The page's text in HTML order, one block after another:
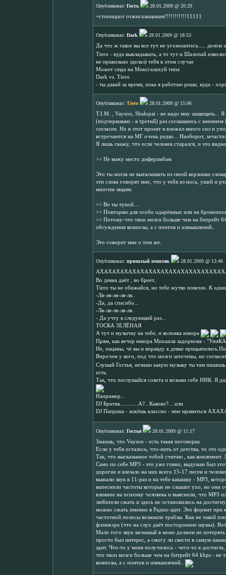
Опубликовал: Гость
28.01.2009 @ 20:29
+стопиццот отжигальщикам!!!!!!!!!!!11111
Опубликовал: Dark
28.01.2009 @ 18:53
Да что ж такое вы все тут не угомонитесь..... делом
Tiero - куда выкладывать, а то тут и Шалопай
не правильно зделал) тебя в этом случае
Может сюда на Миксгалахуй типа
Dark vs. Tiero
- ты давай за время, пока я работаю реши, куда -
Опубликовал: Tiero
28.01.2009 @ 15:06
T.I.M. , Vayson, Shalopai - не надо мну защищать... Я
(подчеркиваю - в третий) раз соглашаюсь с
согласен. Но в этот проект я вложил много сил и
встречаются на МГ очень редко... Наоборот,
Я лишь скажу, что если человек старался, и это
>> Не вижу место диферамбам
Это ты могла не вытаскивать из своей корзинки
эти слова говорят мне, что у тебя из носа, ушей и
многим людям.
>> Во ты тупой....
>> Повторяю для особо одарённых или на
>> Потому-что твои мозги больше чем на битрейт
обсуждения композы, а с понтов и измышлений..
Это говорит мне о том же.
Опубликовал: пришлый пошляк
28.01.2009 @ 13:46
Во девка даёт , во бреет..
Tiero ты не обижайся, но тебе жутко повезло. К
-Ля-ля-ля-ля-ля..
-Да, да спасибо...
-Ля-ля-ля-ля-ля..
- Да учту в следующий раз...
ТОСКА ЗЕЛЁНАЯ
А тут и музычку на тебе, и колонка юмора
Прям, как вечер юмора Михаила задорнова -
Не, пацаны, чё вы и вправду к девке
Впрочем у кого, под что мозги заточены, но
Слушай Гостья, незнаю какую музыку ты там пишешь
есть.
Так, что послушайся совета и возьми себе НИК.
Например...
DJ Бритва............А?...Каково?....или
DJ Паприка - жжёшь классно - мне
Опубликовал: Гостья
28.01.2009 @ 11:17
Знаешь, что Vayson - есть такая поговорка
Если у тебя осталось, что-нить от детства, то это
Так, что высказанное тобой считаю , как
Само по себе МР3 - это уже говно, выдуман был
дорогие и влезало на них всего 15-17 песен и
выжали звук в 11-раз и на тебе какашку - МР3,
вытеснили частоты которые не слышит ухо, но они
влияние на психику человека и выяснили, что МР3
любители сжать и здесь не остановились на
можно сжать именно в Радио-эдит. Это формат при
частотной полосы возникли траблы. Кик не такой
флэнжэра (что на слух даёт посторонние шумы). Вот
Мало того звук загнаный в моно должен не
просто был интерес, а смогу ли свести в самую
эдит. Что-то у меня получилось - чего-то я
что твои мозги больше чем на битрейт 64 kbps - не
композы, а с понтов и измышлений..